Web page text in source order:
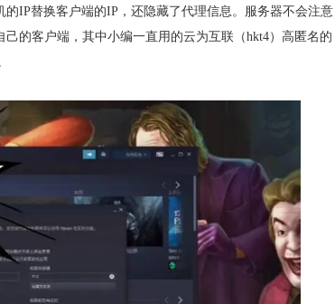
IP替换客户端的IP，还隐藏了代理信息。服务器不会注意
的客户端，其中小编一直用的云为互联（hkt4）高匿名的